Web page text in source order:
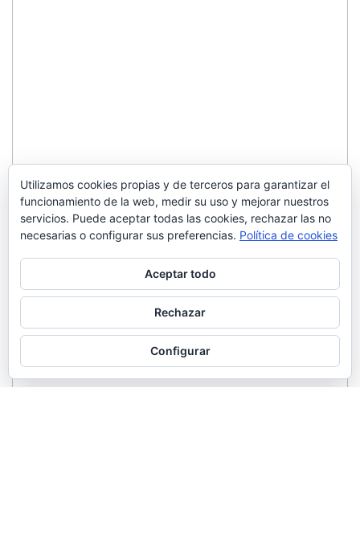
Utilizamos cookies propias y de terceros para garantizar el
funcionamiento de la web, medir su uso y mejorar nuestros
servicios. Puede aceptar todas las cookies, rechazar las no
necesarias o configurar sus preferencias. Política de cookies
Aceptar todo
Rechazar
Configurar